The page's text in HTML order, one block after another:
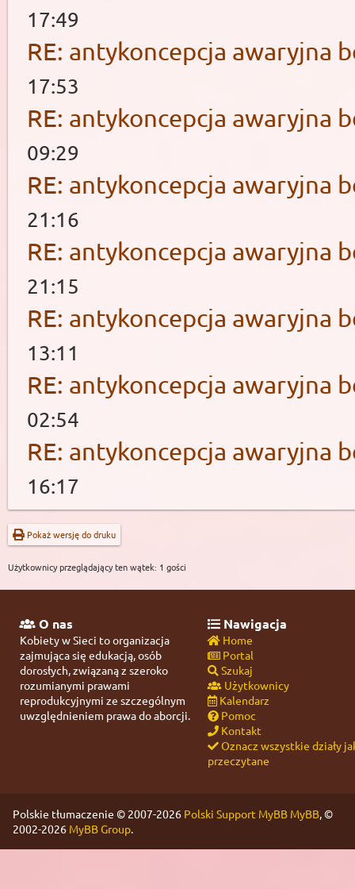
17:49
RE: antykoncepcja awaryjna
17:53
RE: antykoncepcja awaryjna
09:29
RE: antykoncepcja awaryjna
21:16
RE: antykoncepcja awaryjna
21:15
RE: antykoncepcja awaryjna
13:11
RE: antykoncepcja awaryjna
02:54
RE: antykoncepcja awaryjna
16:17
Pokaż wersję do druku
Użytkownicy przeglądający ten wątek: 1 gości
O nas
Kobiety w Sieci to organizacja
zajmująca się edukacją, osób
dorosłych, związaną z szeroko
rozumianymi prawami
reprodukcyjnymi ze szczególnym
uwzględnieniem prawa do aborcji.
Nawigacja
Home
Portal
Szukaj
Użytkownicy
Kalendarz
Pomoc
Kontakt
Oznacz wszystkie działy
przeczytane
Polskie tłumaczenie © 2007-2026 Polski Support MyBB MyBB, ©
2002-2026 MyBB Group.